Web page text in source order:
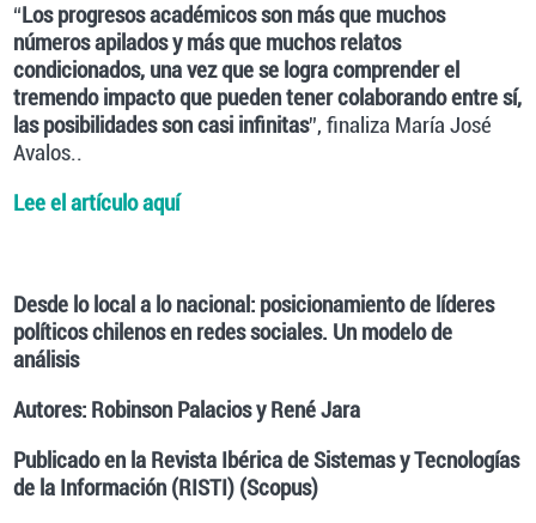
“Los progresos académicos son más que muchos
números apilados y más que muchos relatos
condicionados, una vez que se logra comprender el
tremendo impacto que pueden tener colaborando entre sí,
las posibilidades son casi infinitas”, finaliza María José
Avalos..
Lee el artículo aquí
Desde lo local a lo nacional: posicionamiento de líderes
políticos chilenos en redes sociales. Un modelo de
análisis
Autores: Robinson Palacios y René Jara
Publicado en la Revista Ibérica de Sistemas y Tecnologías
de la Información (RISTI) (Scopus)